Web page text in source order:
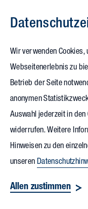
Wir verwenden
Webseitenerlebnis zu
Betrieb der Seite
anonymen
Auswahl jederzeit in den
widerrufen. Weitere
Hinweisen zu den
unseren
Allen zustimmen